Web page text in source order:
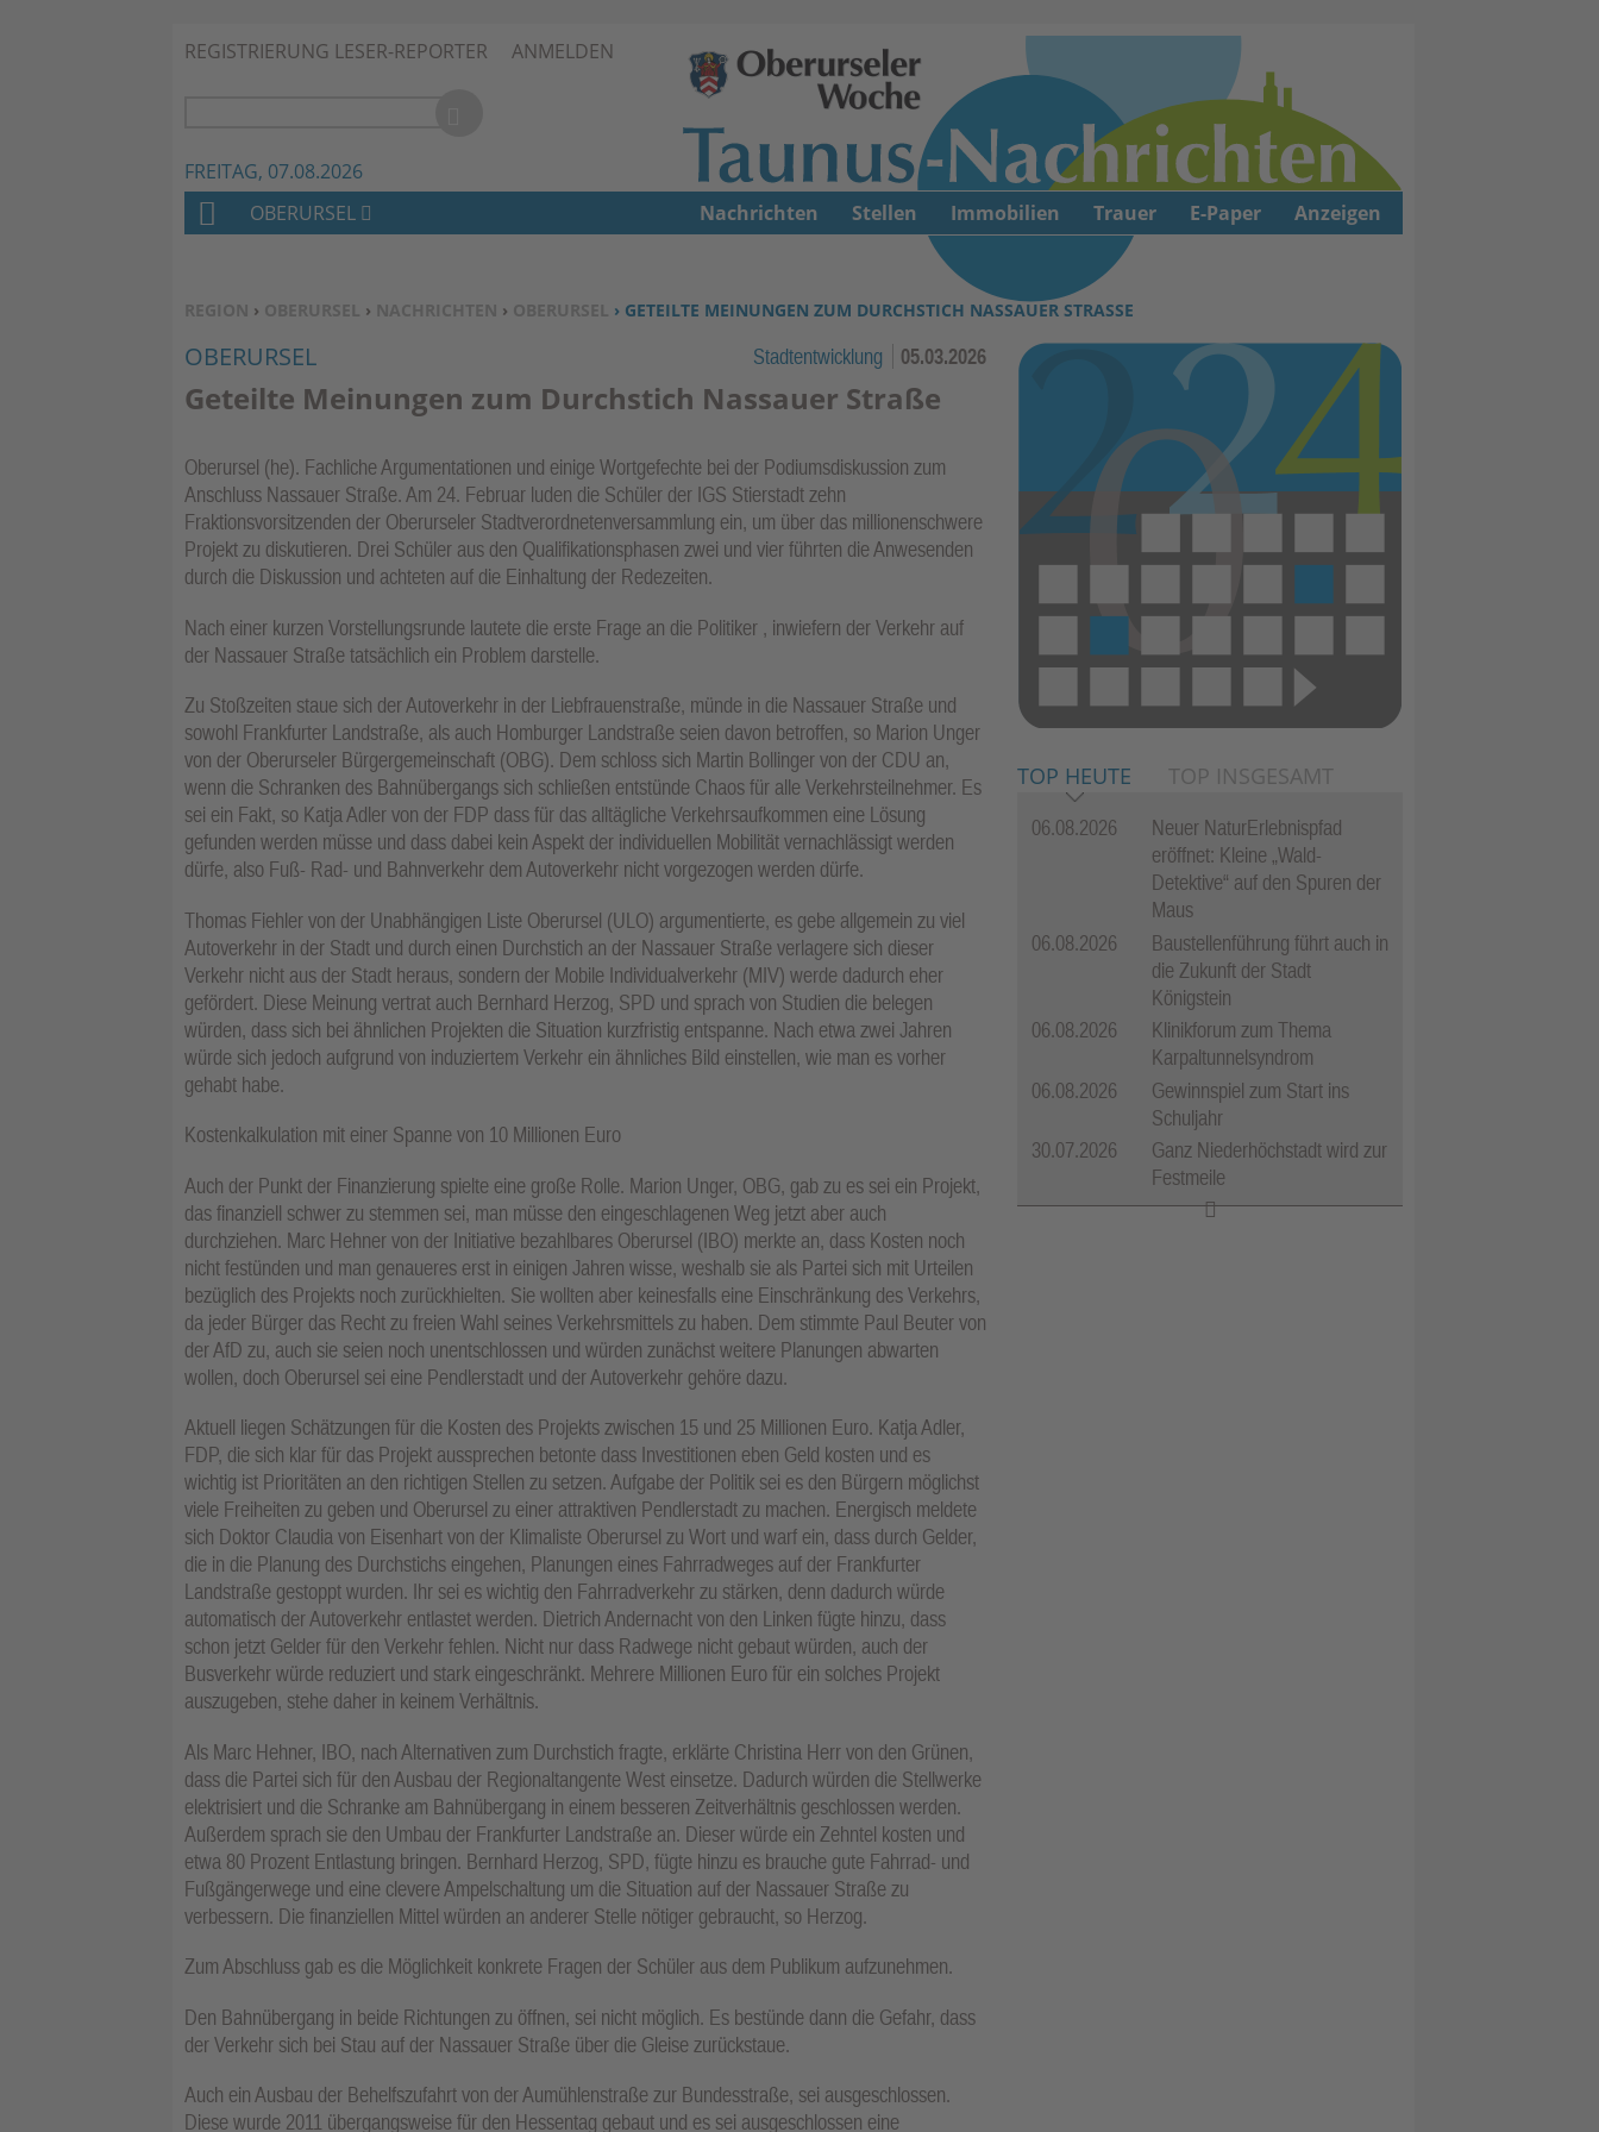
Zum Inhalt springen ↓
REGISTRIERUNG LESER-REPORTER ANMELDEN
FREITAG, 07.08.2026
SIE BEFINDEN SICH HIER:
REGION › OBERURSEL › NACHRICHTEN › OBERURSEL › GETEILTE MEINUNGEN ZUM DURCHSTICH NASSAUER STRASSE
OBERURSEL Stadtentwicklung 05.03.2026
Geteilte Meinungen zum Durchstich Nassauer Straße
Oberursel (he). Fachliche Argumentationen und einige Wortgefechte bei der Podiumsdiskussion zum
Anschluss Nassauer Straße. Am 24. Februar luden die Schüler der IGS Stierstadt zehn
Fraktionsvorsitzenden der Oberurseler Stadtverordnetenversammlung ein, um über das millionenschwere
Projekt zu diskutieren. Drei Schüler aus den Qualifikationsphasen zwei und vier führten die Anwesenden
durch die Diskussion und achteten auf die Einhaltung der Redezeiten.
Nach einer kurzen Vorstellungsrunde lautete die erste Frage an die Politiker , inwiefern der Verkehr auf
der Nassauer Straße tatsächlich ein Problem darstelle.
Zu Stoßzeiten staue sich der Autoverkehr in der Liebfrauenstraße, münde in die Nassauer Straße und
sowohl Frankfurter Landstraße, als auch Homburger Landstraße seien davon betroffen, so Marion Unger
von der Oberurseler Bürgergemeinschaft (OBG). Dem schloss sich Martin Bollinger von der CDU an,
wenn die Schranken des Bahnübergangs sich schließen entstünde Chaos für alle Verkehrsteilnehmer. Es
sei ein Fakt, so Katja Adler von der FDP dass für das alltägliche Verkehrsaufkommen eine Lösung
gefunden werden müsse und dass dabei kein Aspekt der individuellen Mobilität vernachlässigt werden
dürfe, also Fuß- Rad- und Bahnverkehr dem Autoverkehr nicht vorgezogen werden dürfe.
Thomas Fiehler von der Unabhängigen Liste Oberursel (ULO) argumentierte, es gebe allgemein zu viel
Autoverkehr in der Stadt und durch einen Durchstich an der Nassauer Straße verlagere sich dieser
Verkehr nicht aus der Stadt heraus, sondern der Mobile Individualverkehr (MIV) werde dadurch eher
gefördert. Diese Meinung vertrat auch Bernhard Herzog, SPD und sprach von Studien die belegen
würden, dass sich bei ähnlichen Projekten die Situation kurzfristig entspanne. Nach etwa zwei Jahren
würde sich jedoch aufgrund von induziertem Verkehr ein ähnliches Bild einstellen, wie man es vorher
gehabt habe.
Kostenkalkulation mit einer Spanne von 10 Millionen Euro
Auch der Punkt der Finanzierung spielte eine große Rolle. Marion Unger, OBG, gab zu es sei ein Projekt,
das finanziell schwer zu stemmen sei, man müsse den eingeschlagenen Weg jetzt aber auch
durchziehen. Marc Hehner von der Initiative bezahlbares Oberursel (IBO) merkte an, dass Kosten noch
nicht festünden und man genaueres erst in einigen Jahren wisse, weshalb sie als Partei sich mit Urteilen
bezüglich des Projekts noch zurückhielten. Sie wollten aber keinesfalls eine Einschränkung des Verkehrs,
da jeder Bürger das Recht zu freien Wahl seines Verkehrsmittels zu haben. Dem stimmte Paul Beuter von
der AfD zu, auch sie seien noch unentschlossen und würden zunächst weitere Planungen abwarten
wollen, doch Oberursel sei eine Pendlerstadt und der Autoverkehr gehöre dazu.
Aktuell liegen Schätzungen für die Kosten des Projekts zwischen 15 und 25 Millionen Euro. Katja Adler,
FDP, die sich klar für das Projekt aussprechen betonte dass Investitionen eben Geld kosten und es
wichtig ist Prioritäten an den richtigen Stellen zu setzen. Aufgabe der Politik sei es den Bürgern möglichst
viele Freiheiten zu geben und Oberursel zu einer attraktiven Pendlerstadt zu machen. Energisch meldete
sich Doktor Claudia von Eisenhart von der Klimaliste Oberursel zu Wort und warf ein, dass durch Gelder,
die in die Planung des Durchstichs eingehen, Planungen eines Fahrradweges auf der Frankfurter
Landstraße gestoppt wurden. Ihr sei es wichtig den Fahrradverkehr zu stärken, denn dadurch würde
automatisch der Autoverkehr entlastet werden. Dietrich Andernacht von den Linken fügte hinzu, dass
schon jetzt Gelder für den Verkehr fehlen. Nicht nur dass Radwege nicht gebaut würden, auch der
Busverkehr würde reduziert und stark eingeschränkt. Mehrere Millionen Euro für ein solches Projekt
auszugeben, stehe daher in keinem Verhältnis.
Als Marc Hehner, IBO, nach Alternativen zum Durchstich fragte, erklärte Christina Herr von den Grünen,
dass die Partei sich für den Ausbau der Regionaltangente West einsetze. Dadurch würden die Stellwerke
elektrisiert und die Schranke am Bahnübergang in einem besseren Zeitverhältnis geschlossen werden.
Außerdem sprach sie den Umbau der Frankfurter Landstraße an. Dieser würde ein Zehntel kosten und
etwa 80 Prozent Entlastung bringen. Bernhard Herzog, SPD, fügte hinzu es brauche gute Fahrrad- und
Fußgängerwege und eine clevere Ampelschaltung um die Situation auf der Nassauer Straße zu
verbessern. Die finanziellen Mittel würden an anderer Stelle nötiger gebraucht, so Herzog.
Zum Abschluss gab es die Möglichkeit konkrete Fragen der Schüler aus dem Publikum aufzunehmen.
Den Bahnübergang in beide Richtungen zu öffnen, sei nicht möglich. Es bestünde dann die Gefahr, dass
der Verkehr sich bei Stau auf der Nassauer Straße über die Gleise zurückstaue.
Auch ein Ausbau der Behelfszufahrt von der Aumühlenstraße zur Bundesstraße, sei ausgeschlossen.
Diese wurde 2011 übergangsweise für den Hessentag gebaut und es sei ausgeschlossen eine
TOP HEUTE TOP INSGESAMT
06.08.2026
Neuer NaturErlebnispfad
eröffnet: Kleine „Wald-
Detektive“ auf den Spuren der
Maus
06.08.2026
Baustellenführung führt auch in
die Zukunft der Stadt
Königstein
06.08.2026
Klinikforum zum Thema
Karpaltunnelsyndrom
06.08.2026
Gewinnspiel zum Start ins
Schuljahr
30.07.2026
Ganz Niederhöchstadt wird zur
Festmeile
H
M
E
OBERURSEL Nachrichten Stellen Immobilien Trauer E-Paper Anzeigen